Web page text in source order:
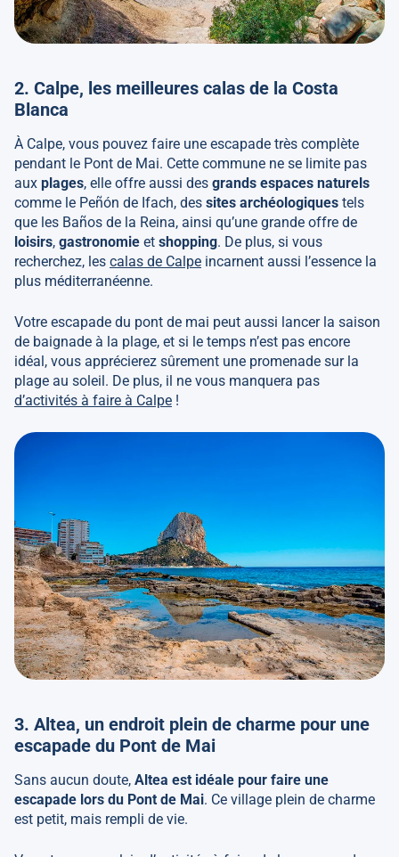
2. Calpe, les meilleures calas de la Costa
Blanca
À Calpe, vous pouvez faire une escapade très complète
pendant le Pont de Mai. Cette commune ne se limite pas
aux plages, elle offre aussi des grands espaces naturels
comme le Peñón de Ifach, des sites archéologiques tels
que les Baños de la Reina, ainsi qu’une grande offre de
loisirs, gastronomie et shopping. De plus, si vous
recherchez, les calas de Calpe incarnent aussi l’essence la
plus méditerranéenne.
Votre escapade du pont de mai peut aussi lancer la saison
de baignade à la plage, et si le temps n’est pas encore
idéal, vous apprécierez sûrement une promenade sur la
plage au soleil. De plus, il ne vous manquera pas
d’activités à faire à Calpe !
3. Altea, un endroit plein de charme pour une
escapade du Pont de Mai
Sans aucun doute, Altea est idéale pour faire une
escapade lors du Pont de Mai. Ce village plein de charme
est petit, mais rempli de vie.